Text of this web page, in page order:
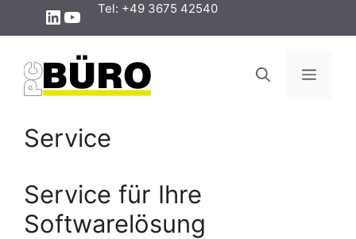
LinkedIn
YouTube
Tel: +49 3675 42540
Menü
Service
Service für Ihre
Softwarelösung